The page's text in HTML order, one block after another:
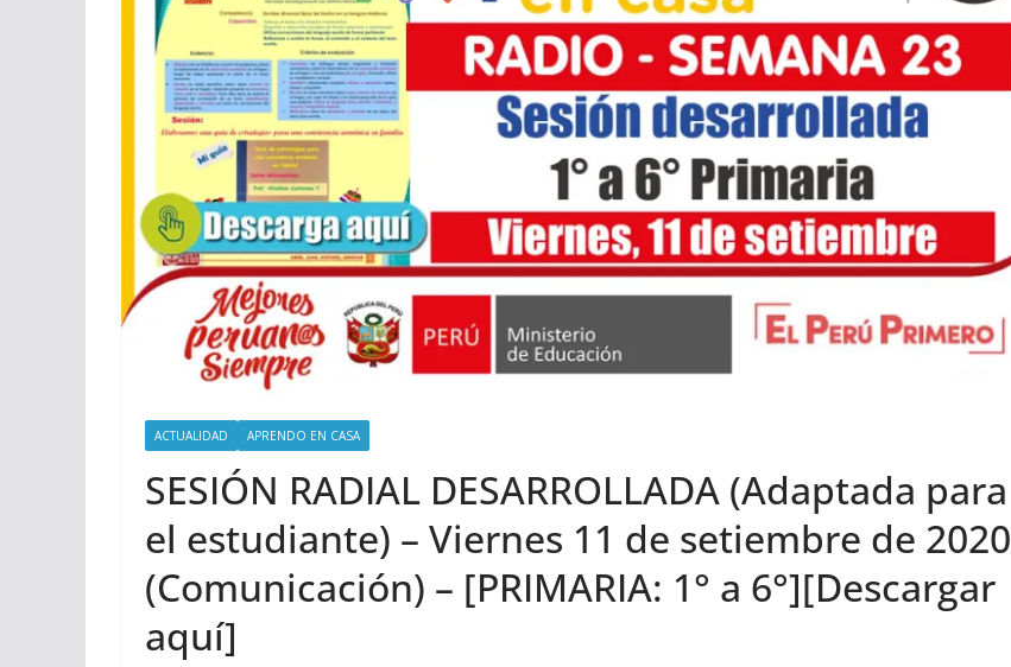
ACTUALIDAD APRENDO EN CASA
SESIÓN RADIAL DESARROLLADA (Adaptada para
el estudiante) – Viernes 11 de setiembre de 2020
(Comunicación) – [PRIMARIA: 1° a 6°][Descargar
aquí]